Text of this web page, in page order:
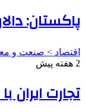
پاکستان:
اقتصاد > صنعت و
2 هفته پیش
تجارت